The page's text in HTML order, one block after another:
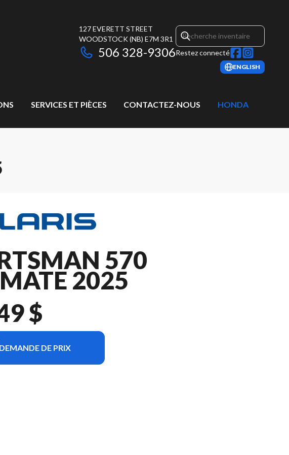
127 EVERETT STREET
WOODSTOCK(NB) E7M 3R1
506 328-9306Restez connecté
ENGLISH
SERVICES ET PIÈCES CONTACTEZ-NOUS HONDA
570
2025
$
DEMANDE DE PRIX